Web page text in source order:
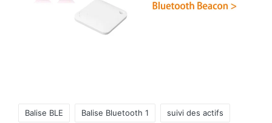
Balise BLE Balise Bluetooth 1 suivi des actifs